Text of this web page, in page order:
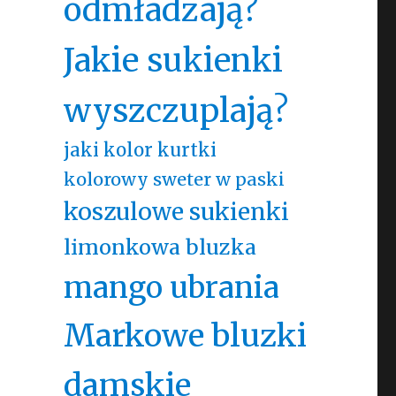
odmładzają?
Jakie sukienki
wyszczuplają?
jaki kolor kurtki
kolorowy sweter w paski
koszulowe sukienki
limonkowa bluzka
mango ubrania
Markowe bluzki
damskie